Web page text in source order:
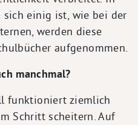
sich einig ist, wie bei der
werden diese
aufgenommen.
manchmal?
funktioniert ziemlich
Schritt scheitern. Auf